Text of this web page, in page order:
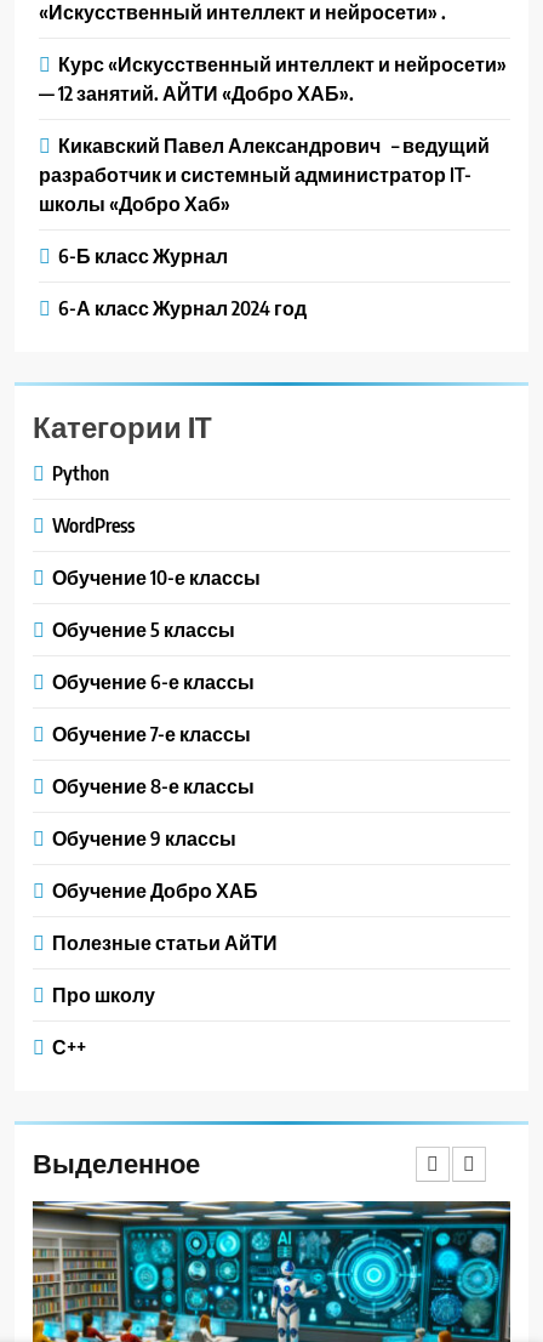
«Искусственный интеллект и нейросети» .
Курс «Искусственный интеллект и нейросети»
— 12 занятий. АЙТИ «Добро ХАБ».
Кикавский Павел Александрович – ведущий
разработчик и системный администратор IT-
школы «Добро Хаб»
6-Б класс Журнал
6-А класс Журнал 2024 год
Категории IT
Python
WordPress
Обучение 10-е классы
Обучение 5 классы
Обучение 6-е классы
Обучение 7-е классы
Обучение 8-е классы
Обучение 9 классы
Обучение Добро ХАБ
Полезные статьи АйТИ
Про школу
С++
Выделенное